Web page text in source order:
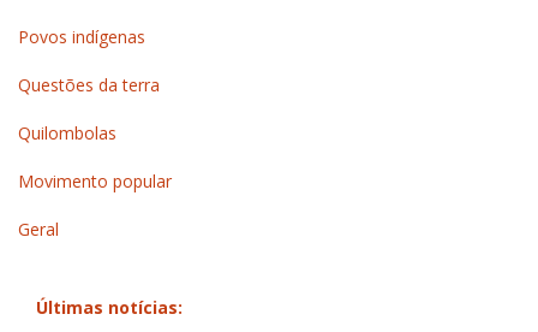
Povos indígenas
Questões da terra
Quilombolas
Movimento popular
Geral
Últimas notícias: